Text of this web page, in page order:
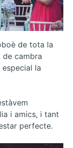
de tota la
cambra
la
i amics, i tant
perfecte.